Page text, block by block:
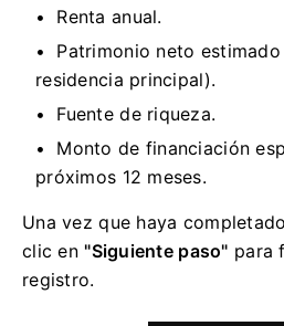
Renta anual.
Patrimonio neto
residencia principal).
Fuente de riqueza.
Monto de financiación
próximos 12 meses.
Una vez que haya
clic en "Siguiente paso" para
registro.